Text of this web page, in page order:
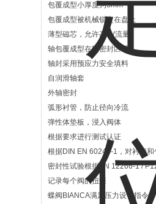
包覆成型小厚度为3mm
包覆成型被机械锁定在盘上
薄型磁芯，允许高kV流量
轴包覆成型在轴密封区域
轴封采用预应力安全填料
自润滑轴套
外轴密封
弧形衬管，防止径向冷流
弹性体垫板，浸入阀体
根据要求进行测试认证
根据DIN EN 60243-1，对衬管
密封性试验根据EN 12266-1 /
记录每个阀的扭矩
蝶阀BIANCA满足压力设备指令